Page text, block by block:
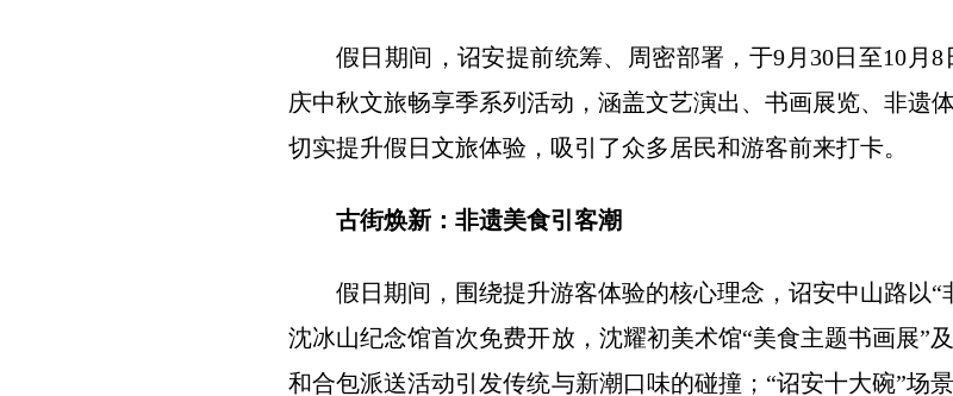
假日期间，诏安提前统筹、周密部署，于9月30日至10月
庆中秋文旅畅享季系列活动，涵盖文艺演出、书画展览、非遗
切实提升假日文旅体验，吸引了众多居民和游客前来打卡。
古街焕新：非遗美食引客潮
假日期间，围绕提升游客体验的核心理念，诏安中山路以
沈冰山纪念馆首次免费开放，沈耀初美术馆“美食主题书画展”
和合包派送活动引发传统与新潮口味的碰撞；“诏安十大碗”场